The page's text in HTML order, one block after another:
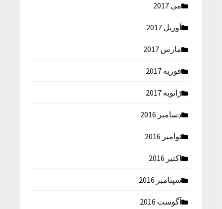
می 2017
آوریل 2017
مارس 2017
فوریه 2017
ژانویه 2017
دسامبر 2016
نوامبر 2016
اکتبر 2016
سپتامبر 2016
آگوست 2016